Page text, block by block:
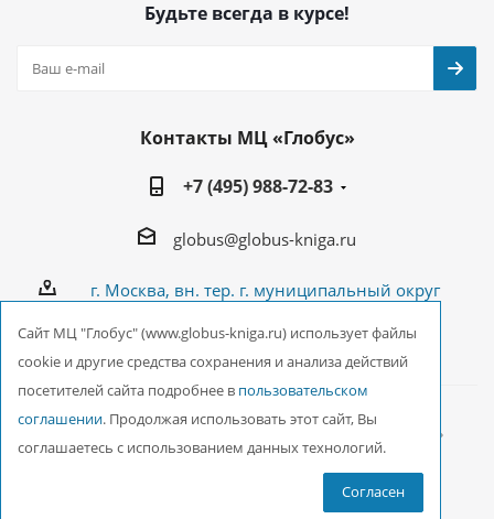
Будьте всегда в курсе!
Контакты МЦ «Глобус»
+7 (495) 988-72-83
globus@globus-kniga.ru
г. Москва, вн. тер. г. муниципальный округ
2026 © ООО Межрегиональный Центр «Глобус»
Cайт МЦ "Глобус" (www.globus-kniga.ru) использует файлы
cookie и другие средства сохранения и анализа действий
посетителей сайта подробнее в пользовательском
соглашении. Продолжая использовать этот сайт, Вы
соглашаетесь с использованием данных технологий.
Согласен